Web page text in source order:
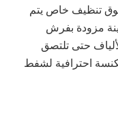
تنظيف خاص يتم
مزودة بفرش
حتى تلتصق
احترافية لشفط